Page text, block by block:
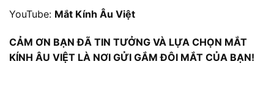
YouTube: Mắt Kính Âu Việt
CẢM ƠN BẠN ĐÃ TIN TƯỞNG VÀ LỰA CHỌN MẮT
KÍNH ÂU VIỆT LÀ NƠI GỬI GẮM ĐÔI MẮT CỦA BẠN!